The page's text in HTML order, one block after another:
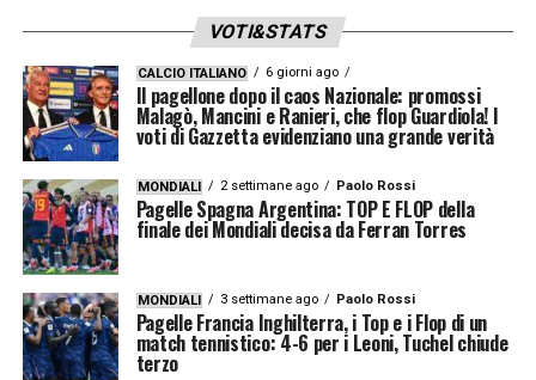
VOTI&STATS
CALCIO ITALIANO 6 giorni ago
Il pagellone dopo il caos Nazionale: promossi
Malagò, Mancini e Ranieri, che flop Guardiola! I
voti di Gazzetta evidenziano una grande verità
MONDIALI 2 settimane ago Paolo Rossi
Pagelle Spagna Argentina: TOP E FLOP della
finale dei Mondiali decisa da Ferran Torres
MONDIALI 3 settimane ago Paolo Rossi
Pagelle Francia Inghilterra, i Top e i Flop di un
match tennistico: 4-6 per i Leoni, Tuchel chiude
terzo